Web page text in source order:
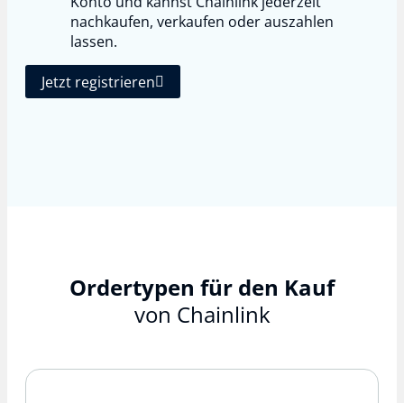
nachkaufen, verkaufen oder auszahlen
lassen.
Jetzt registrieren
Ordertypen für den Kauf
von Chainlink